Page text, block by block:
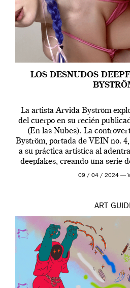
LOS DESNUDOS
La artista Arvida Byström
del cuerpo en su recién
(En las Nubes). La
Byström, portada de VEIN no.
a su práctica artística al
deepfakes, creando una serie
por […]
09 / 04 / 2024 —
ART